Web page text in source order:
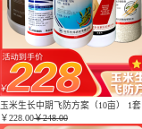
玉米生长中期飞防方案（10亩） 1套
￥228.00￥248.00